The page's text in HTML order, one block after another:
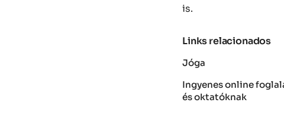
is.
Links relacionados
Jóga
Ingyenes online
és oktatóknak